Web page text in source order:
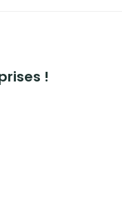
!